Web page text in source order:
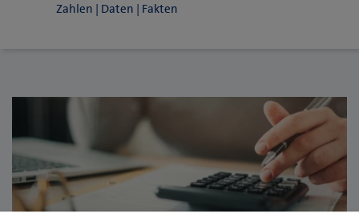
Zahlen | Daten | Fakten